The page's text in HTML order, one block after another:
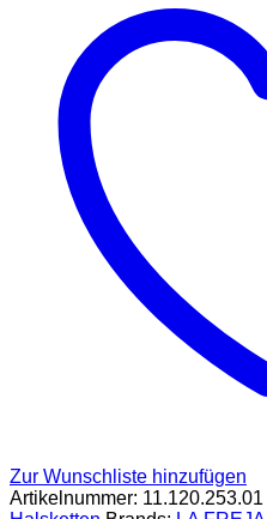
Zur Wunschliste hinzufügen
Artikelnummer: 11.120.253.01